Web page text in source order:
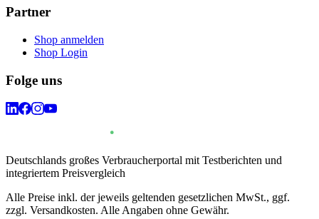
Partner
Shop anmelden
Shop Login
Folge uns
Deutschlands großes Verbraucherportal mit Testberichten und
integriertem Preisvergleich
Alle Preise inkl. der jeweils geltenden gesetzlichen MwSt., ggf.
zzgl. Versandkosten. Alle Angaben ohne Gewähr.